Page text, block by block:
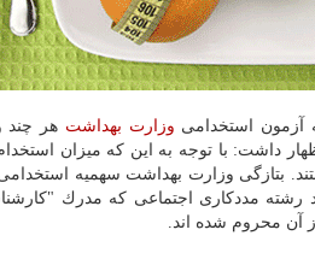
آزمون استخدامی وزارت بهداشت هر چند
داشت: با توجه به این كه میزان
بتازگی وزارت بهداشت سهمیه استخدامی
رشته مددكاری اجتماعی كه مدرك
آن محروم شده اند.